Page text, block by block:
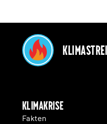
Klimakrise
Fakten